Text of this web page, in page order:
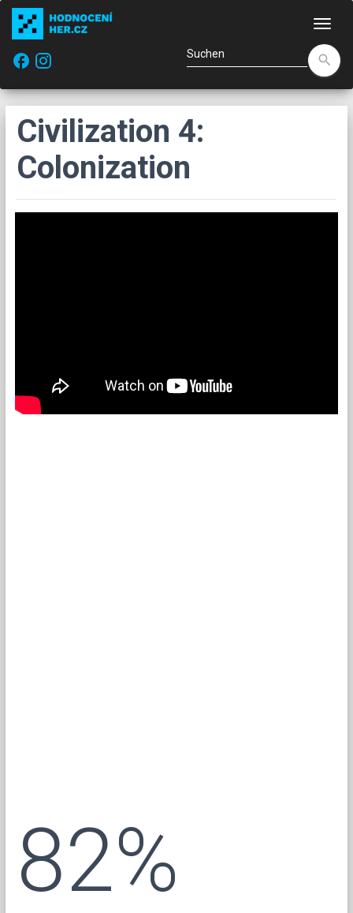
facebook
search
Civilization 4:
Colonization
82%